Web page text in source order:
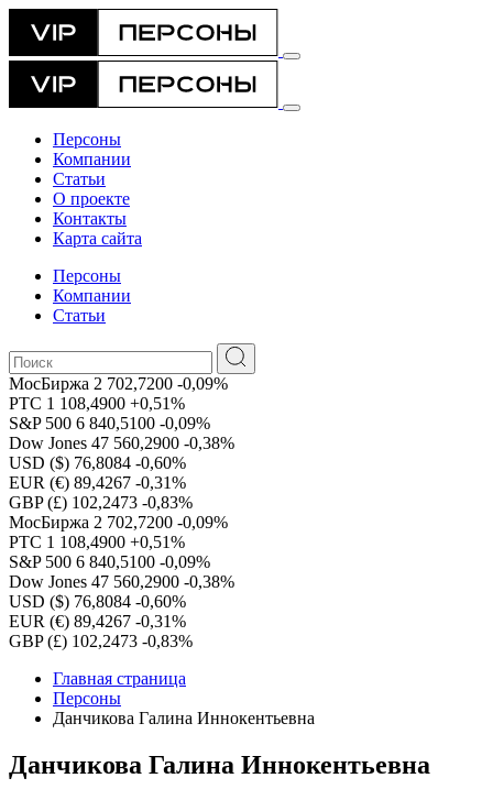
Персоны
Компании
Статьи
О проекте
Контакты
Карта сайта
Персоны
Компании
Статьи
МосБиржа 2 702,7200 -0,09%
РТС 1 108,4900 +0,51%
S&P 500 6 840,5100 -0,09%
Dow Jones 47 560,2900 -0,38%
USD ($) 76,8084 -0,60%
EUR (€) 89,4267 -0,31%
GBP (£) 102,2473 -0,83%
МосБиржа 2 702,7200 -0,09%
РТС 1 108,4900 +0,51%
S&P 500 6 840,5100 -0,09%
Dow Jones 47 560,2900 -0,38%
USD ($) 76,8084 -0,60%
EUR (€) 89,4267 -0,31%
GBP (£) 102,2473 -0,83%
Главная страница
Персоны
Данчикова Галина Иннокентьевна
Данчикова Галина Иннокентьевна